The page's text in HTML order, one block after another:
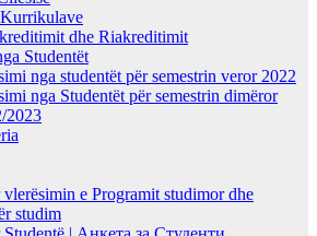
dhe Riakreditimit
Studentët
nga studentët për semestrin veror 2022
nga Studentët për semestrin dimëror
2023
e Programit studimor dhe
studim